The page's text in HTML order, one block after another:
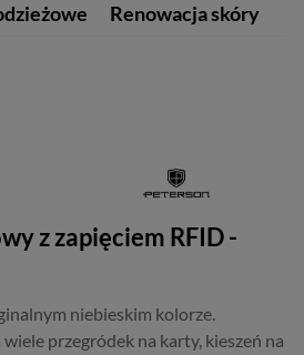
Renowacja skóry
z zapięciem RFID -
niebieskim kolorze.
przegródek na karty, kieszeń na